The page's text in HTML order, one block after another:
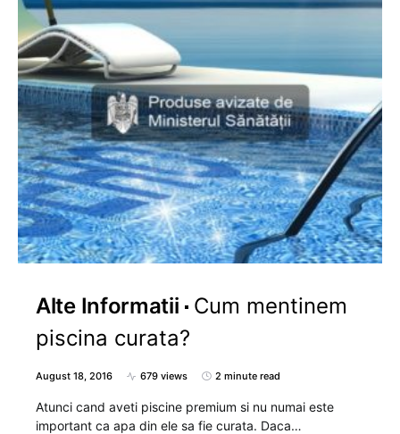
Alte Informatii
Cum mentinem
piscina curata?
August 18, 2016 679 views 2 minute read
Atunci cand aveti piscine premium si nu numai este
important ca apa din ele sa fie curata. Daca…